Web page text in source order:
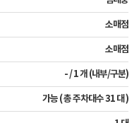
소매점
소매점
- / 1 개 (내부/구분)
가능 ( 총 주차대수 31 대 )